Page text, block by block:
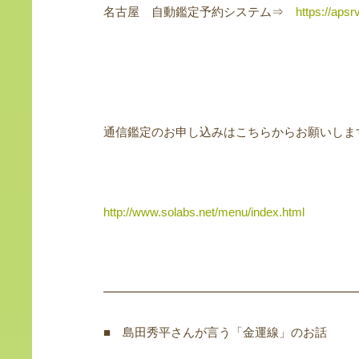
名古屋 自動鑑定予約システム⇒ https://
通信鑑定のお申し込みはこちらからお願いしま
http://www.solabs.net/menu/index.html
■ 島田秀平さんが言う「金運線」のお話